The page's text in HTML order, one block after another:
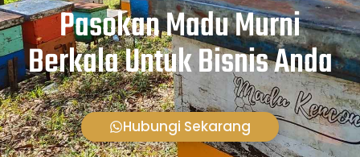
Pasokan Madu Murni
Berkala Untuk Bisnis Anda
Hubungi Sekarang